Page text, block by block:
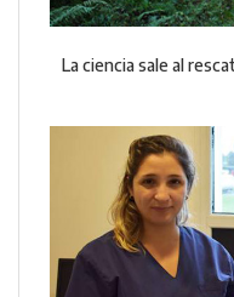
La ciencia sale al